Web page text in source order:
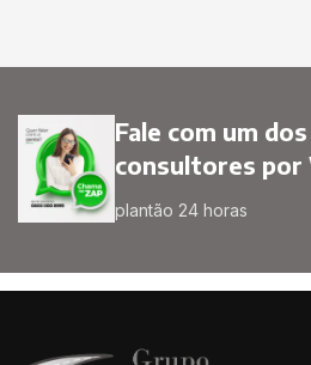
Fale com um
consultores por
plantão 24 horas